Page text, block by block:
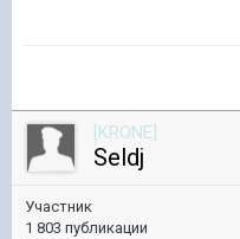
[KRONE]
Seldj
Участник
1 803 публикации